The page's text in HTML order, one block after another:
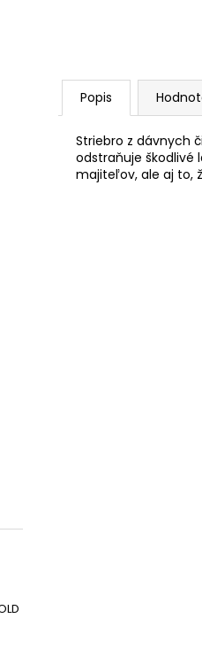
Popis
Striebro z dávnych
odstraňuje škodlivé
majiteľov, ale aj to,